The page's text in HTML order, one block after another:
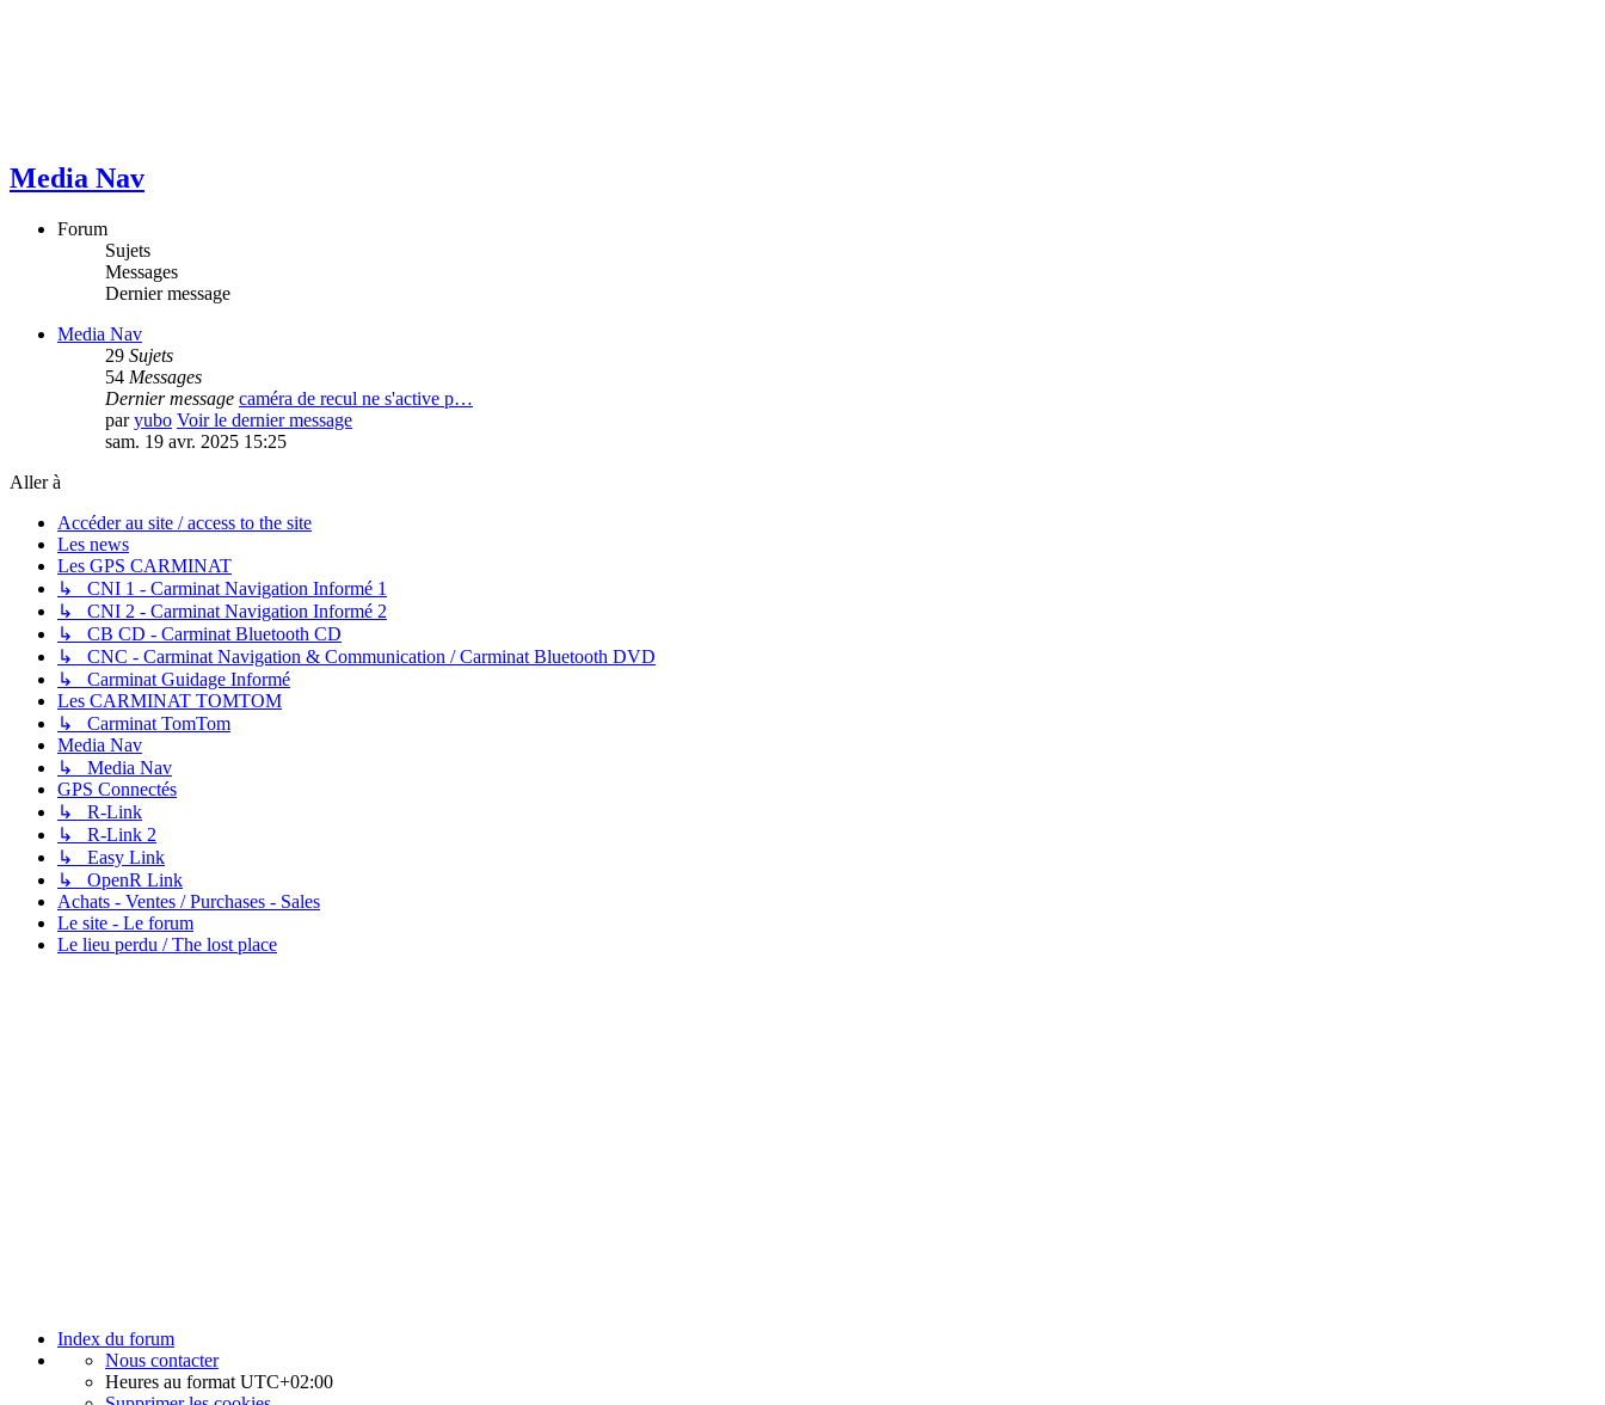
Media Nav
Forum
Sujets
Messages
Dernier message
Media Nav
29 Sujets
54 Messages
Dernier message caméra de recul ne s'active p…
paryubo Voir le dernier message
sam. 19 avr. 2025 15:25
Aller à
Accéder au site / access to the site
Les news
Les GPS CARMINAT
↳ CNI 1 - Carminat Navigation Informé 1
↳ CNI 2 - Carminat Navigation Informé 2
↳ CB CD - Carminat Bluetooth CD
↳ CNC - Carminat Navigation & Communication / Carminat Bluetooth DVD
↳ Carminat Guidage Informé
Les CARMINAT TOMTOM
↳ Carminat TomTom
Media Nav
↳ Media Nav
GPS Connectés
↳ R-Link
↳ R-Link 2
↳ Easy Link
↳ OpenR Link
Achats - Ventes / Purchases - Sales
Le site - Le forum
Le lieu perdu / The lost place
Index du forum
Nous contacter
Heures au format UTC+02:00